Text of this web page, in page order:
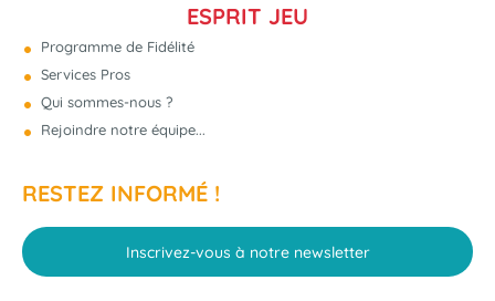
ESPRIT JEU
Programme de Fidélité
Services Pros
Qui sommes-nous ?
Rejoindre notre équipe...
RESTEZ INFORMÉ !
Inscrivez-vous à notre newsletter